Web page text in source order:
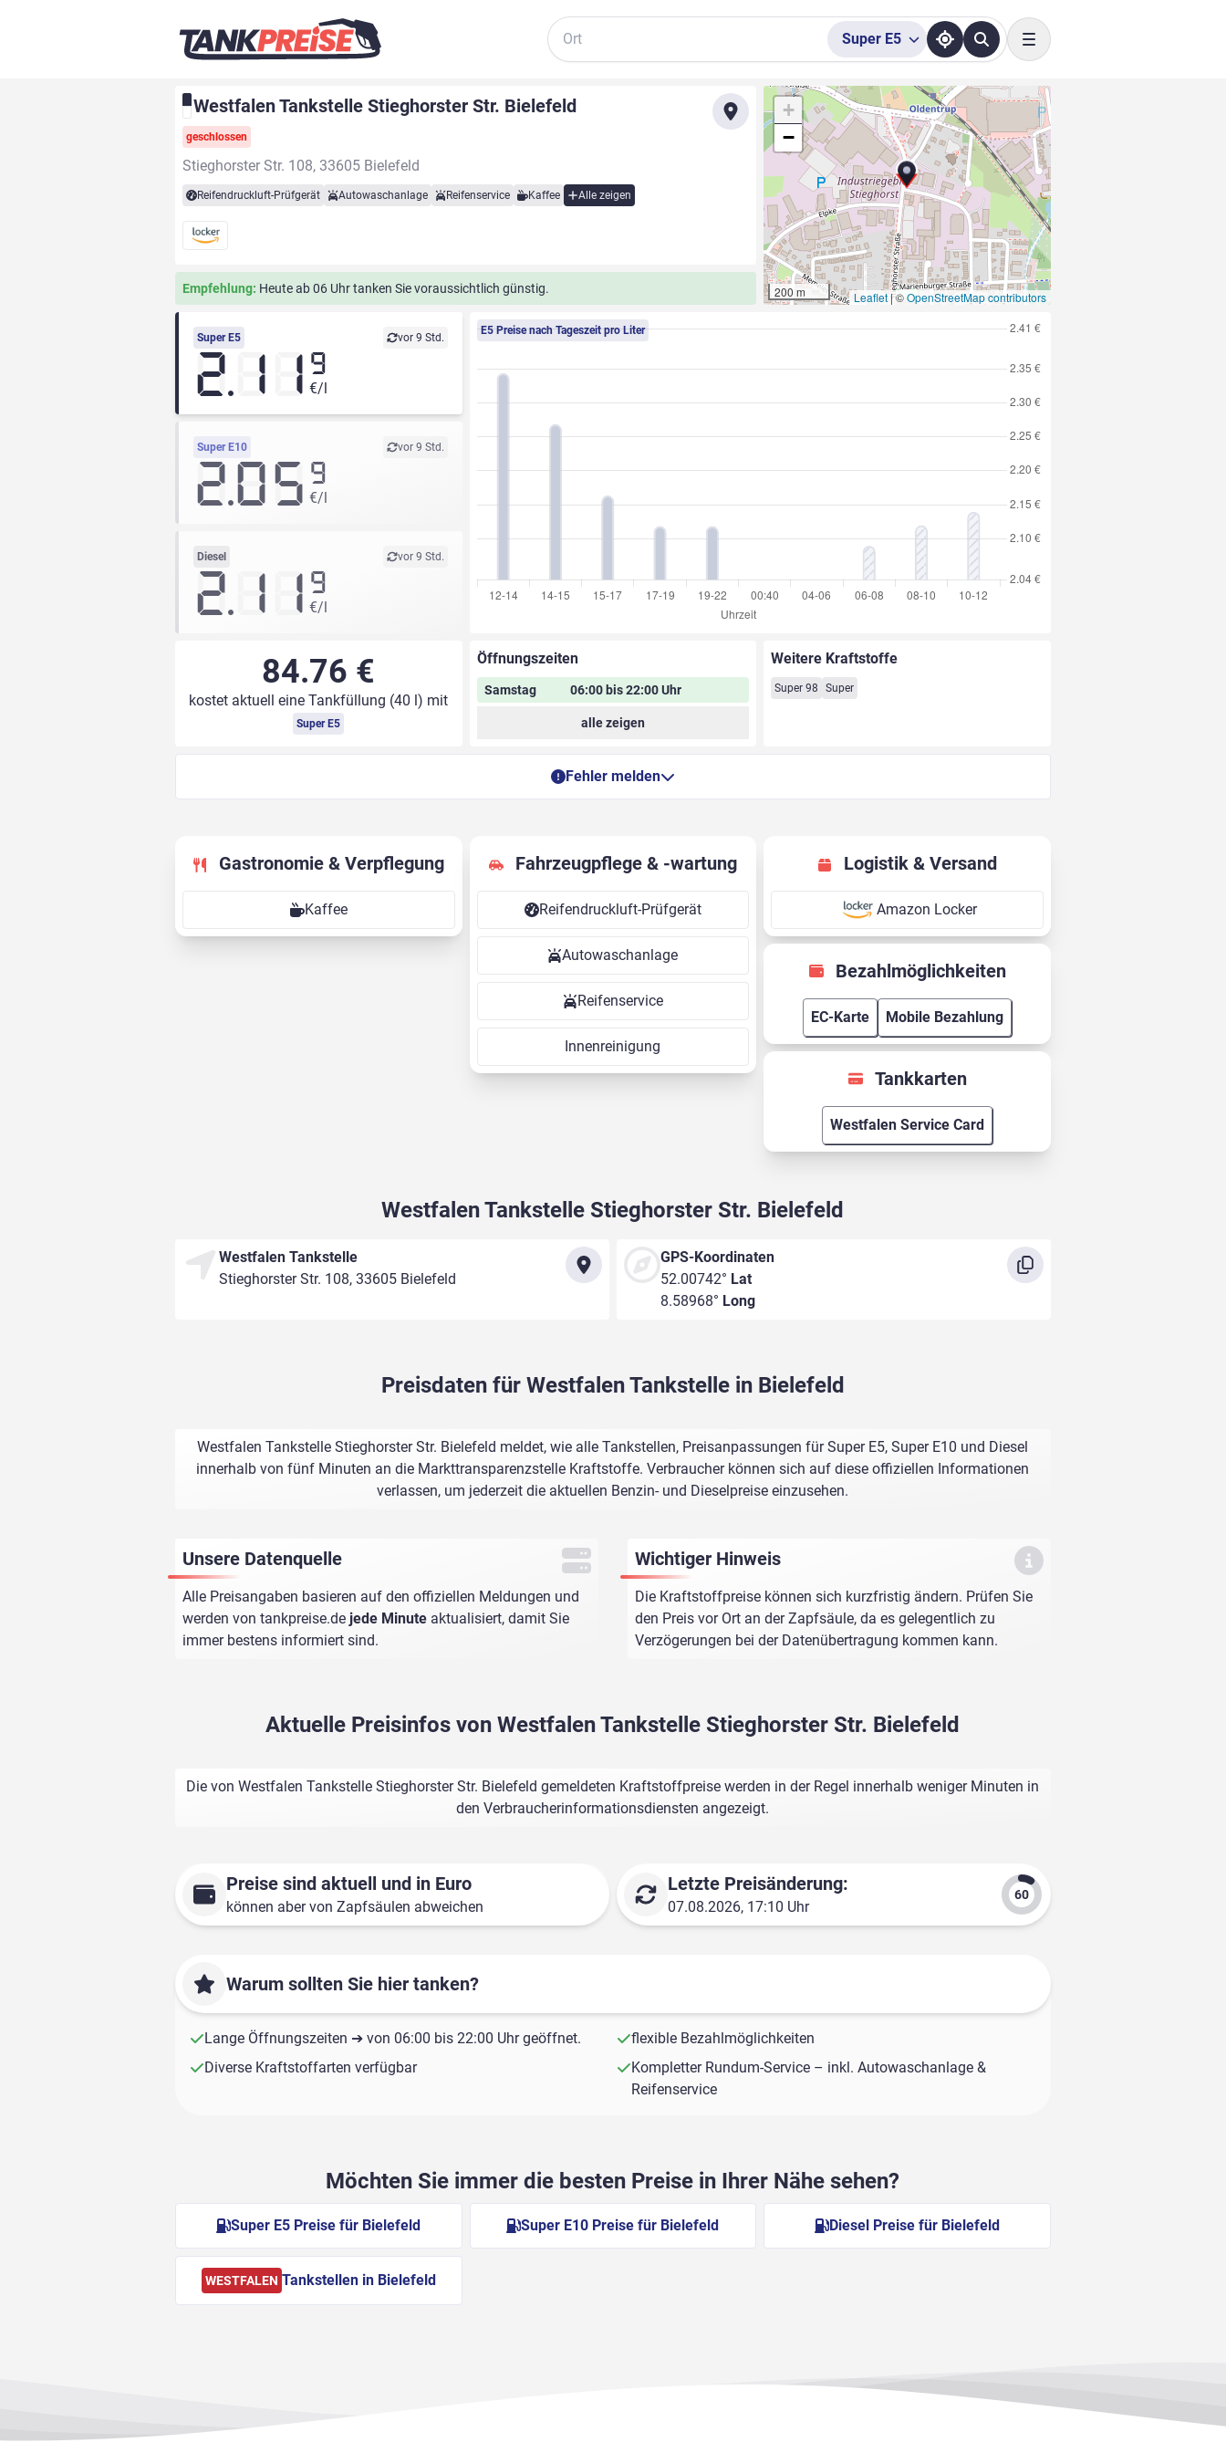
Suche
Super E5
Toggle navigation
Westfalen Tankstelle Stieghorster Str. Bielefeld
geschlossen
Stieghorster Str. 108, 33605 Bielefeld
Reifendruckluft-Prüfgerät Autowaschanlage Reifenservice Kaffee Alle zeigen
Empfehlung: Heute ab 06 Uhr tanken Sie voraussichtlich günstig.
+
−
200 m Leaflet|©OpenStreetMap contributors
Super E5 vor 9 Std.
2.11 9
€/l
Super E10 vor 9 Std.
2.05 9
€/l
Diesel vor 9 Std.
2.11 9
€/l
E5 Preise nach Tageszeit pro Liter
84.76 €
kostet aktuell eine Tankfüllung (40 l) mit
Super E5
Öffnungszeiten
Samstag 06:00 bis 22:00 Uhr
alle zeigen
Weitere Kraftstoffe
Super 98 Super
Fehler melden
Gastronomie & Verpflegung
Kaffee
Fahrzeugpflege & -wartung
Reifendruckluft-Prüfgerät
Autowaschanlage
Reifenservice
Innenreinigung
Logistik & Versand
Amazon Locker
Bezahlmöglichkeiten
EC-Karte Mobile Bezahlung
Tankkarten
Westfalen Service Card
Westfalen Tankstelle Stieghorster Str. Bielefeld
Westfalen Tankstelle
Stieghorster Str. 108, 33605 Bielefeld
GPS-Koordinaten
52.00742° Lat
8.58968° Long
Preisdaten für Westfalen Tankstelle in Bielefeld
Westfalen Tankstelle Stieghorster Str. Bielefeld meldet, wie alle Tankstellen, Preisanpassungen für Super E5, Super E10 und Diesel
innerhalb von fünf Minuten an die Markttransparenzstelle Kraftstoffe. Verbraucher können sich auf diese offiziellen Informationen
verlassen, um jederzeit die aktuellen Benzin- und Dieselpreise einzusehen.
Unsere Datenquelle
Alle Preisangaben basieren auf den offiziellen Meldungen und
werden von tankpreise.de jede Minute aktualisiert, damit Sie
immer bestens informiert sind.
Wichtiger Hinweis
Die Kraftstoffpreise können sich kurzfristig ändern. Prüfen Sie
den Preis vor Ort an der Zapfsäule, da es gelegentlich zu
Verzögerungen bei der Datenübertragung kommen kann.
Aktuelle Preisinfos von Westfalen Tankstelle Stieghorster Str. Bielefeld
Die von Westfalen Tankstelle Stieghorster Str. Bielefeld gemeldeten Kraftstoffpreise werden in der Regel innerhalb weniger Minuten in
den Verbraucherinformationsdiensten angezeigt.
Preise sind aktuell und in Euro
können aber von Zapfsäulen abweichen
Letzte Preisänderung:
07.08.2026, 17:10 Uhr
Warum sollten Sie hier tanken?
Lange Öffnungszeiten ➔ von 06:00 bis 22:00 Uhr geöffnet.
flexible Bezahlmöglichkeiten
Diverse Kraftstoffarten verfügbar
Kompletter Rundum-Service – inkl. Autowaschanlage &
Reifenservice
Möchten Sie immer die besten Preise in Ihrer Nähe sehen?
Super E5 Preise für Bielefeld Super E10 Preise für Bielefeld Diesel Preise für Bielefeld
WESTFALEN Tankstellen in Bielefeld